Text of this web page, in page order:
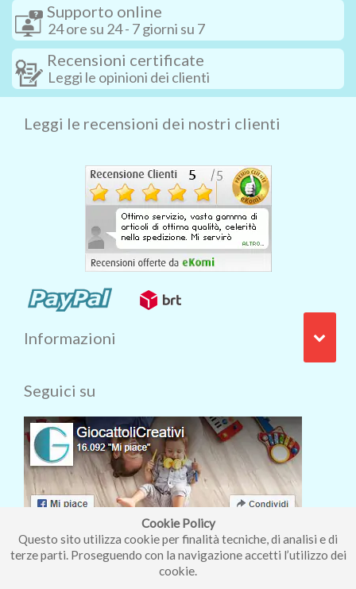
Cookie Policy
Questo sito utilizza cookie per finalità tecniche, di analisi e di
terze parti. Proseguendo con la navigazione accetti l’utilizzo dei
cookie.
Supporto online
24 ore su 24 - 7 giorni su 7
Recensioni certificate
Leggi le opinioni dei clienti
Leggi le recensioni dei nostri clienti
Informazioni
Seguici su